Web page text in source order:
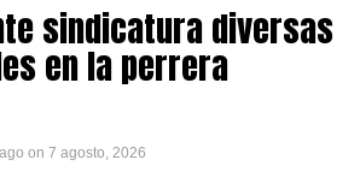
sindicatura diversas
en la perrera
on 7 agosto, 2026